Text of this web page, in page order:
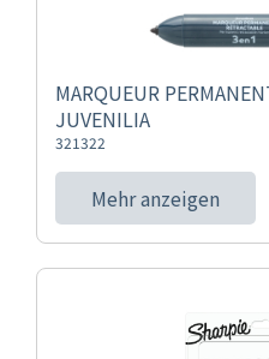
MARQUEUR
JUVENILIA
321322
Mehr anzeigen